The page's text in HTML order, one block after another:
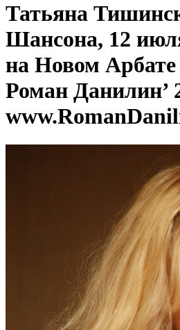
Татьяна
Шансона, 12
на Новом
Роман Данилин’